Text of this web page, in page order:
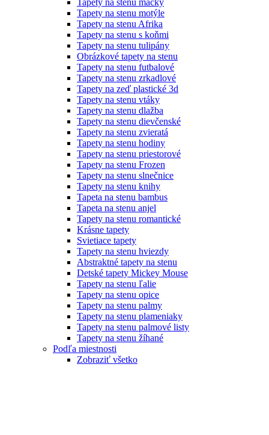
Tapety na stenu motýle
Tapety na stenu Afrika
Tapety na stenu s koňmi
Tapety na stenu tulipány
Obrázkové tapety na stenu
Tapety na stenu futbalové
Tapety na stenu zrkadlové
Tapety na zeď plastické 3d
Tapety na stenu vtáky
Tapety na stenu dlažba
Tapety na stenu dievčenské
Tapety na stenu zvieratá
Tapety na stenu hodiny
Tapety na stenu priestorové
Tapety na stenu Frozen
Tapety na stenu slnečnice
Tapety na stenu knihy
Tapeta na stenu bambus
Tapeta na stenu anjel
Tapety na stenu romantické
Krásne tapety
Svietiace tapety
Tapety na stenu hviezdy
Abstraktné tapety na stenu
Detské tapety Mickey Mouse
Tapety na stenu ľalie
Tapety na stenu opice
Tapety na stenu palmy
Tapety na stenu plameniaky
Tapety na stenu palmové listy
Tapety na stenu žíhané
Podľa miestnosti
Zobraziť všetko